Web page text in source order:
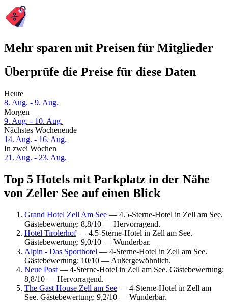
Mehr sparen mit Preisen für Mitglieder
Überprüfe die Preise für diese Daten
Heute
8. Aug. - 9. Aug.
Morgen
9. Aug. - 10. Aug.
Nächstes Wochenende
14. Aug. - 16. Aug.
In zwei Wochen
21. Aug. - 23. Aug.
Top 5 Hotels mit Parkplatz in der Nähe
von Zeller See auf einen Blick
Grand Hotel Zell Am See — 4.5-Sterne-Hotel in Zell am See.
Gästebewertung: 8,8/10 — Hervorragend.
Hotel Tirolerhof— 4.5-Sterne-Hotel in Zell am See.
Gästebewertung: 9,0/10 — Wunderbar.
Alpin - Das Sporthotel — 4-Sterne-Hotel in Zell am See.
Gästebewertung: 10/10 — Außergewöhnlich.
Neue Post — 4-Sterne-Hotel in Zell am See. Gästebewertung:
8,8/10 — Hervorragend.
The Gast House Zell am See — 4-Sterne-Hotel in Zell am
See. Gästebewertung: 9,2/10 — Wunderbar.